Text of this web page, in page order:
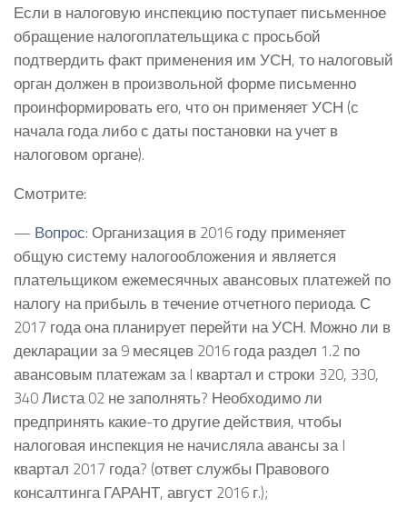
Если в налоговую инспекцию поступает письменное
обращение налогоплательщика с просьбой
подтвердить факт применения им УСН, то налоговый
орган должен в произвольной форме письменно
проинформировать его, что он применяет УСН (с
начала года либо с даты постановки на учет в
налоговом органе).
Смотрите:
— Вопрос: Организация в 2016 году применяет
общую систему налогообложения и является
плательщиком ежемесячных авансовых платежей по
налогу на прибыль в течение отчетного периода. С
2017 года она планирует перейти на УСН. Можно ли в
декларации за 9 месяцев 2016 года раздел 1.2 по
авансовым платежам за I квартал и строки 320, 330,
340 Листа 02 не заполнять? Необходимо ли
предпринять какие-то другие действия, чтобы
налоговая инспекция не начисляла авансы за I
квартал 2017 года? (ответ службы Правового
консалтинга ГАРАНТ, август 2016 г.);